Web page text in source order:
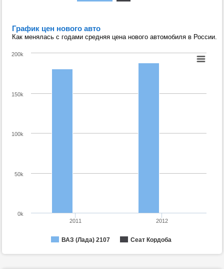
График цен нового авто
Как менялась с годами средняя цена нового автомобиля в России.
ВАЗ (Лада) 2107 Сеат Кордоба
2011 2012
0k
50k
100k
150k
200k